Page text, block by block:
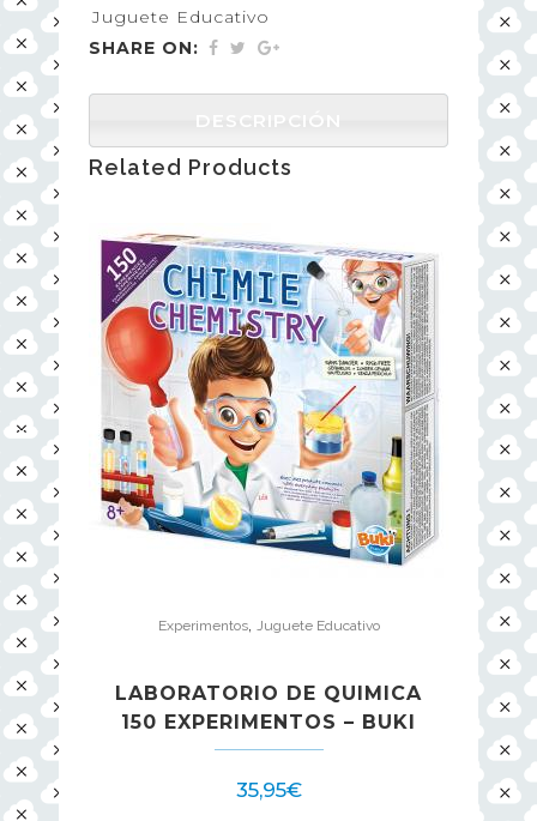
Juguete Educativo
SHARE ON:
DESCRIPCIÓN
Related Products
Experimentos, Juguete Educativo
LABORATORIO DE QUIMICA
150 EXPERIMENTOS – BUKI
35,95€